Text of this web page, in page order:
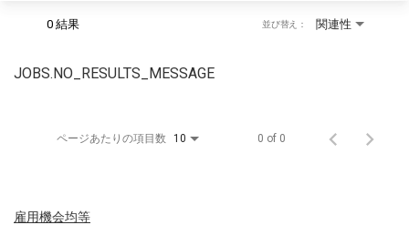
0 結果 関連性
並び替え：
JOBS.NO_RESULTS_MESSAGE
ページあたりの項目数 10 0 of 0
雇用機会均等